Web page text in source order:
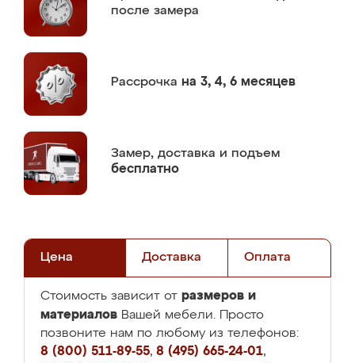
после замера
Рассрочка на 3, 4, 6 месяцев
Замер, доставка и подъем
бесплатно
Цена Доставка Оплата
Стоимость зависит от размеров и
материалов Вашей мебели. Просто
позвоните нам по любому из телефонов:
8 (800) 511-89-55, 8 (495) 665-24-01,